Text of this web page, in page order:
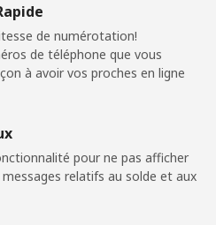
14 min pour ⁦€5⁩ ⁦5¢⁩
de numérotation!
de téléphone que vous
à avoir vos proches en ligne
pour ne pas afficher
messages relatifs au solde et aux